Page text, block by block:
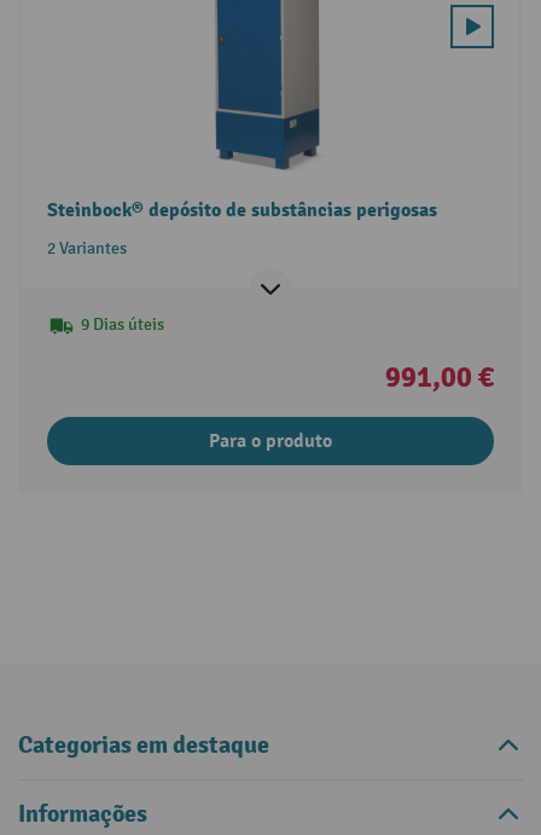
Steinbock® depósito de substâncias perigosas
2 Variantes
9 Dias úteis
991,00 €
Para o produto
Categorias em destaque
Informações